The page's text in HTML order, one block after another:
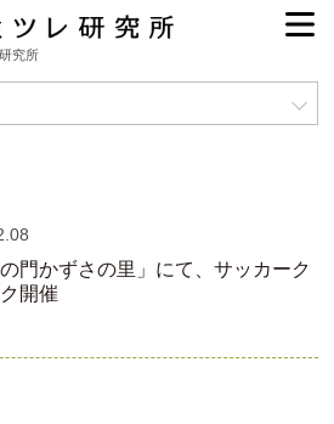
究所
の門かずさの里」にて、サッカーク
開催